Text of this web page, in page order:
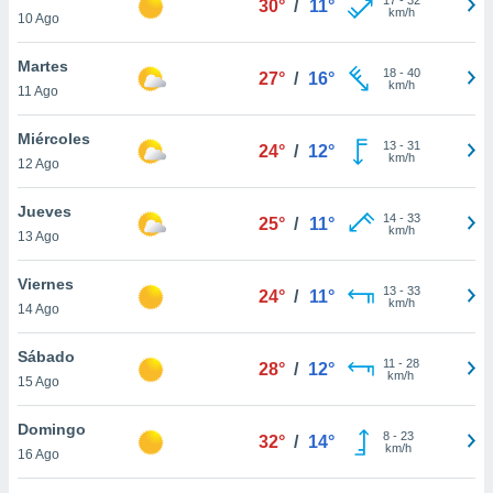
más
nuestra
y
de
disponible
cookies
aceptar
10 Ago
30° / 11°
km/h
Martes
11 Ago
27° / 16° 18- 40
km/h
Miércoles
12 Ago
24° / 12° 13- 31
km/h
Jueves
13 Ago
25° / 11° 14- 33
km/h
Viernes
14 Ago
24° / 11° 13- 33
km/h
Sábado
15 Ago
28° / 12° 11 - 28
km/h
Domingo
16 Ago
32° / 14° 8- 23
km/h